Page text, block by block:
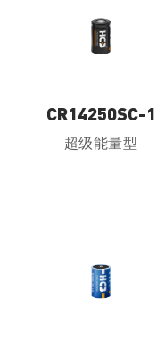
CR14250SC-1
超级能量型